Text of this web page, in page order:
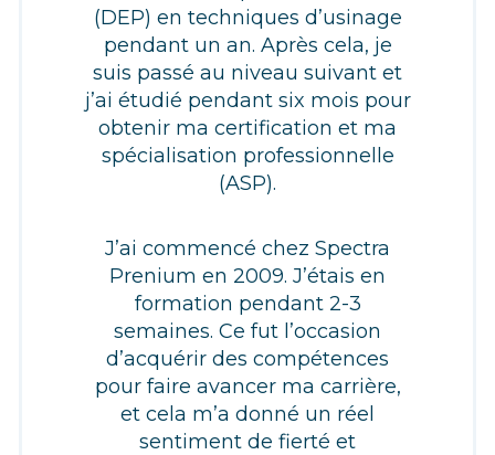
(DEP) en techniques d’usinage
pendant un an. Après cela, je
suis passé au niveau suivant et
j’ai étudié pendant six mois pour
obtenir ma certification et ma
spécialisation professionnelle
(ASP).
J’ai commencé chez Spectra
Prenium en 2009. J’étais en
formation pendant 2-3
semaines. Ce fut l’occasion
d’acquérir des compétences
pour faire avancer ma carrière,
et cela m’a donné un réel
sentiment de fierté et